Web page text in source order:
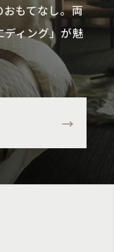
おもてなし。両
ィング」が魅